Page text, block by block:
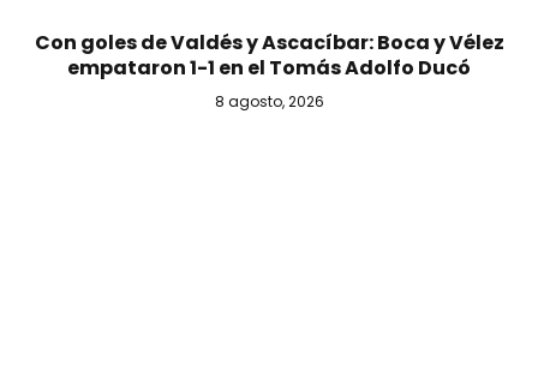
Con goles de Valdés y Ascacíbar: Boca y Vélez
empataron 1-1 en el Tomás Adolfo Ducó
8 agosto, 2026